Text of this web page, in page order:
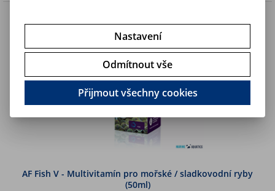
AF Fish V - Multivitamín pro mořské / sladkovodní ryby
(50ml)
Nastavení
Odmítnout vše
Přijmout všechny cookies